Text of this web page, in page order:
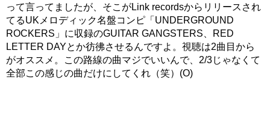
って言ってましたが、そこがLink recordsからリリースされ
てるUKメロディック名盤コンピ「UNDERGROUND
ROCKERS」に収録のGUITAR GANGSTERS、RED
LETTER DAYとか彷彿させるんですよ。視聴は2曲目から
がオススメ。この路線の曲マジでいいんで、2/3じゃなくて
全部この感じの曲だけにしてくれ（笑）(O)